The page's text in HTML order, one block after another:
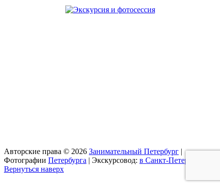
Авторские права © 2026 Занимательный Петербург |
Фотографии Петербурга | Экскурсовод: в Санкт-Петербурге
Вернуться наверх